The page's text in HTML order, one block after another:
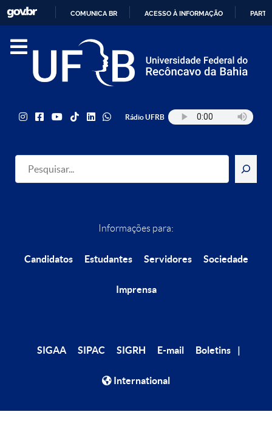
PARA
COMUNICA BR ACESSO À INFORMAÇÃO
Informações para:
Candidatos Estudantes Servidores Sociedade
Imprensa
SIGAA SIPAC SIGRH E-mail Boletins
International
Rádio UFRB
Pesquisar